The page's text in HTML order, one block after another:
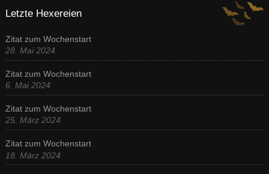
Letzte Hexereien
Zitat zum Wochenstart
28. Mai 2024
Zitat zum Wochenstart
6. Mai 2024
Zitat zum Wochenstart
25. März 2024
Zitat zum Wochenstart
18. März 2024